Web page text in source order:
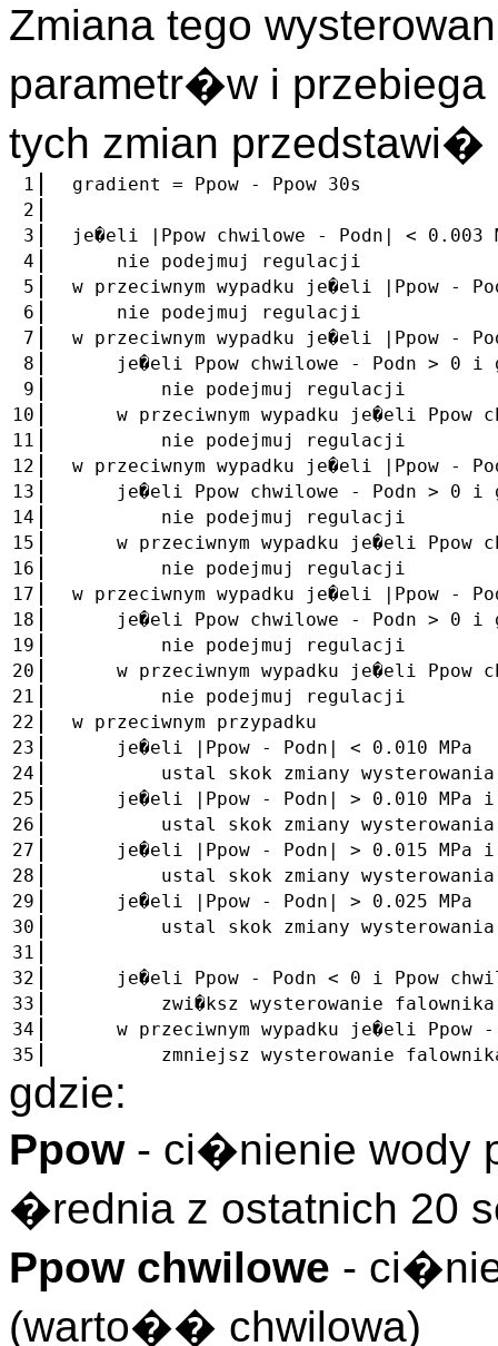
Zmiana tego
parametr�w i przebiega
tych zmian
1
gradient = Ppow - Ppow 30s
2
3
je�eli |Ppow chwilowe - Podn| < 0.003
4
nie podejmuj regulacji
5
w przeciwnym wypadku je�eli |Ppow -
6
nie podejmuj regulacji
7
w przeciwnym wypadku je�eli |Ppow -
8
je�eli Ppow chwilowe - Podn > 0 i
9
nie podejmuj regulacji
10
w przeciwnym wypadku je�eli Ppow
11
nie podejmuj regulacji
12
w przeciwnym wypadku je�eli |Ppow -
13
je�eli Ppow chwilowe - Podn > 0 i
14
nie podejmuj regulacji
15
w przeciwnym wypadku je�eli Ppow
16
nie podejmuj regulacji
17
w przeciwnym wypadku je�eli |Ppow -
18
je�eli Ppow chwilowe - Podn > 0 i
19
nie podejmuj regulacji
20
w przeciwnym wypadku je�eli Ppow
21
nie podejmuj regulacji
22
w przeciwnym przypadku
23
je�eli |Ppow - Podn| < 0.010 MPa
24
ustal skok zmiany wysterowania
25
je�eli |Ppow - Podn| > 0.010 MPa i
26
ustal skok zmiany wysterowania
27
je�eli |Ppow - Podn| > 0.015 MPa i
28
ustal skok zmiany wysterowania
29
je�eli |Ppow - Podn| > 0.025 MPa
30
ustal skok zmiany wysterowania
31
32
je�eli Ppow - Podn < 0 i Ppow
33
zwi�ksz wysterowanie falownika
34
w przeciwnym wypadku je�eli Ppow -
35
zmniejsz wysterowanie falownika
gdzie:
Ppow- ci�nienie wody
�rednia z ostatnich 20
Ppow chwilowe -
(warto�� chwilowa)